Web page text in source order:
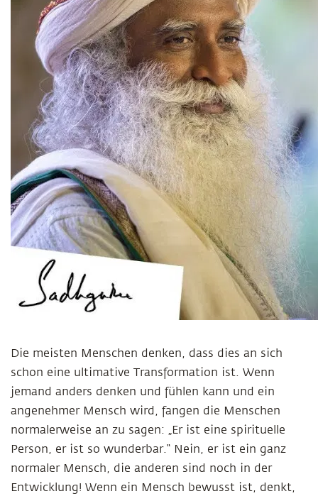
Die meisten Menschen denken, dass dies an sich
schon eine ultimative Transformation ist. Wenn
jemand anders denken und fühlen kann und ein
angenehmer Mensch wird, fangen die Menschen
normalerweise an zu sagen: „Er ist eine spirituelle
Person, er ist so wunderbar.“ Nein, er ist ein ganz
normaler Mensch, die anderen sind noch in der
Entwicklung! Wenn ein Mensch bewusst ist, denkt,